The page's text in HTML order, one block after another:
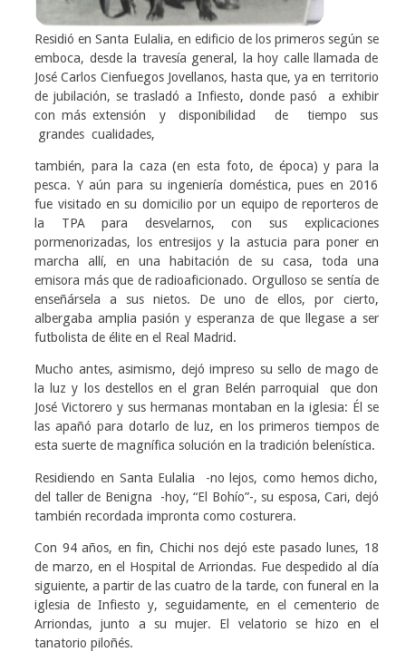
Residió en Santa Eulalia, en edificio de los primeros según se
emboca, desde la travesía general, la hoy calle llamada de
José Carlos Cienfuegos Jovellanos, hasta que, ya en territorio
de jubilación, se trasladó a Infiesto, donde pasó a exhibir
con más extensión y disponibilidad de tiempo sus
grandes cualidades,
también, para la caza (en esta foto, de época) y para la
pesca. Y aún para su ingeniería doméstica, pues en 2016
fue visitado en su domicilio por un equipo de reporteros de
la TPA para desvelarnos, con sus explicaciones
pormenorizadas, los entresijos y la astucia para poner en
marcha allí, en una habitación de su casa, toda una
emisora más que de radioaficionado. Orgulloso se sentía de
enseñársela a sus nietos. De uno de ellos, por cierto,
albergaba amplia pasión y esperanza de que llegase a ser
futbolista de élite en el Real Madrid.
Mucho antes, asimismo, dejó impreso su sello de mago de
la luz y los destellos en el gran Belén parroquial que don
José Victorero y sus hermanas montaban en la iglesia: Él se
las apañó para dotarlo de luz, en los primeros tiempos de
esta suerte de magnífica solución en la tradición belenística.
Residiendo en Santa Eulalia -no lejos, como hemos dicho,
del taller de Benigna -hoy, “El Bohío”-, su esposa, Cari, dejó
también recordada impronta como costurera.
Con 94 años, en fin, Chichi nos dejó este pasado lunes, 18
de marzo, en el Hospital de Arriondas. Fue despedido al día
siguiente, a partir de las cuatro de la tarde, con funeral en la
iglesia de Infiesto y, seguidamente, en el cementerio de
Arriondas, junto a su mujer. El velatorio se hizo en el
tanatorio piloñés.